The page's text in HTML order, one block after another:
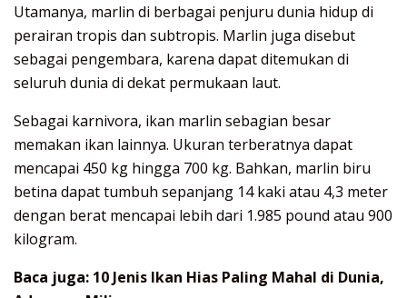
Utamanya, marlin di berbagai penjuru dunia hidup di
perairan tropis dan subtropis. Marlin juga disebut
sebagai pengembara, karena dapat ditemukan di
seluruh dunia di dekat permukaan laut.
Sebagai karnivora, ikan marlin sebagian besar
memakan ikan lainnya. Ukuran terberatnya dapat
mencapai 450 kg hingga 700 kg. Bahkan, marlin biru
betina dapat tumbuh sepanjang 14 kaki atau 4,3 meter
dengan berat mencapai lebih dari 1.985 pound atau 900
kilogram.
Baca juga: 10 Jenis Ikan Hias Paling Mahal di Dunia,